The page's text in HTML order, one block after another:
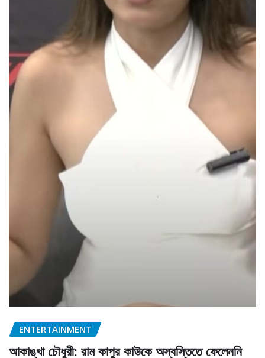
ENTERTAINMENT
আকাঙ্খা চৌধুরী: রাম কাপুর কাউকে অস্বস্তিতে ফেলেননি